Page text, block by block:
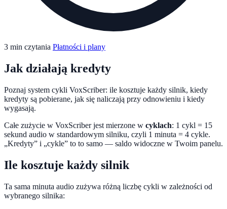
3 min czytania Płatności i plany
Jak działają kredyty
Poznaj system cykli VoxScriber: ile kosztuje każdy silnik, kiedy
kredyty są pobierane, jak się naliczają przy odnowieniu i kiedy
wygasają.
Całe zużycie w VoxScriber jest mierzone w cyklach: 1 cykl = 15
sekund audio w standardowym silniku, czyli 1 minuta = 4 cykle.
„Kredyty” i „cykle” to to samo — saldo widoczne w Twoim panelu.
Ile kosztuje każdy silnik
Ta sama minuta audio zużywa różną liczbę cykli w zależności od
wybranego silnika: